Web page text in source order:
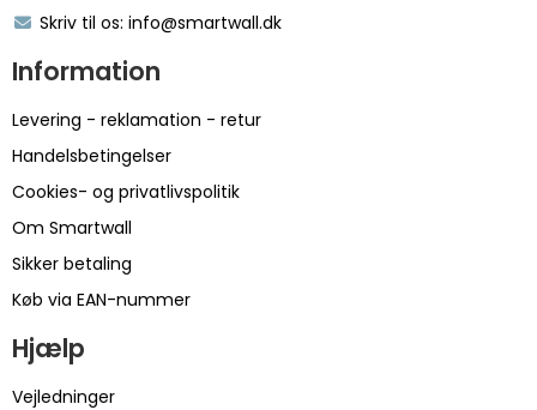
Skriv til os: info@smartwall.dk
Information
Levering - reklamation - retur
Handelsbetingelser
Cookies- og privatlivspolitik
Om Smartwall
Sikker betaling
Køb via EAN-nummer
Hjælp
Vejledninger